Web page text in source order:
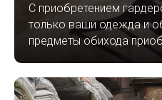
С приобретением
только ваши одежда и
предметы обихода